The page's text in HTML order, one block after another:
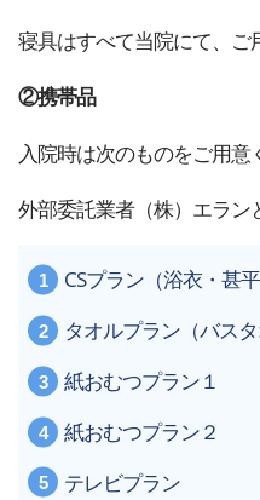
寝具はすべて当院にて、ご
②携帯品
入院時は次のものをご用意
外部委託業者（株）エラン
CSプラン（浴衣・甚
タオルプラン（バスタ
紙おむつプラン１
紙おむつプラン２
テレビプラン